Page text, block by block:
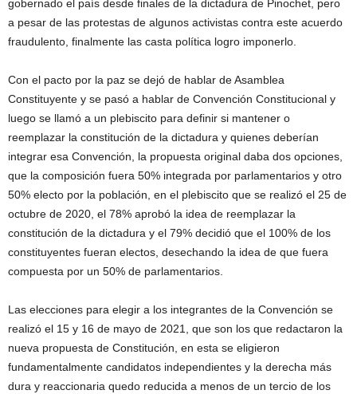
gobernado el país desde finales de la dictadura de Pinochet, pero
a pesar de las protestas de algunos activistas contra este acuerdo
fraudulento, finalmente las casta política logro imponerlo.
Con el pacto por la paz se dejó de hablar de Asamblea
Constituyente y se pasó a hablar de Convención Constitucional y
luego se llamó a un plebiscito para definir si mantener o
reemplazar la constitución de la dictadura y quienes deberían
integrar esa Convención, la propuesta original daba dos opciones,
que la composición fuera 50% integrada por parlamentarios y otro
50% electo por la población, en el plebiscito que se realizó el 25 de
octubre de 2020, el 78% aprobó la idea de reemplazar la
constitución de la dictadura y el 79% decidió que el 100% de los
constituyentes fueran electos, desechando la idea de que fuera
compuesta por un 50% de parlamentarios.
Las elecciones para elegir a los integrantes de la Convención se
realizó el 15 y 16 de mayo de 2021, que son los que redactaron la
nueva propuesta de Constitución, en esta se eligieron
fundamentalmente candidatos independientes y la derecha más
dura y reaccionaria quedo reducida a menos de un tercio de los